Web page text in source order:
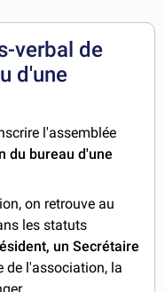
verbal de
d'une
l'assemblée
du bureau d'une
on retrouve au
les statuts
un Secrétaire
de l'association, la